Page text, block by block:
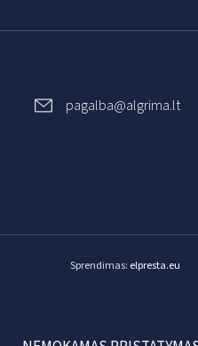
pagalba@algrima.lt
Sprendimas: elpresta.eu